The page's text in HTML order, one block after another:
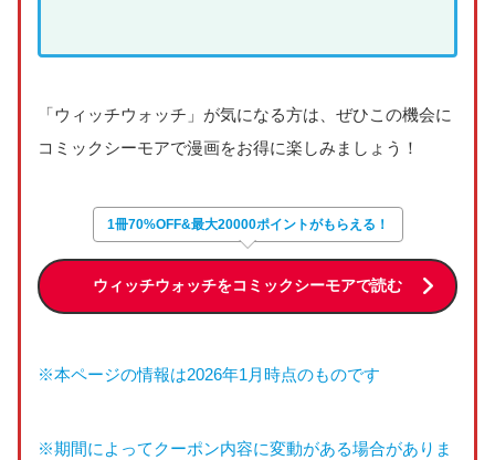
「ウィッチウォッチ」が気になる方は、ぜひこの機会に
コミックシーモアで漫画をお得に楽しみましょう！
1冊70%OFF&最大20000ポイントがもらえる！
ウィッチウォッチをコミックシーモアで読む
※本ページの情報は2026年1月時点のものです
※期間によってクーポン内容に変動がある場合がありま